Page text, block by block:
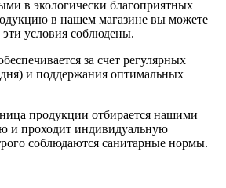
в экологически благоприятных
в нашем магазине вы можете
условия соблюдены.
за счет регулярных
и поддержания оптимальных
продукции отбирается нашими
и проходит индивидуальную
соблюдаются санитарные нормы.